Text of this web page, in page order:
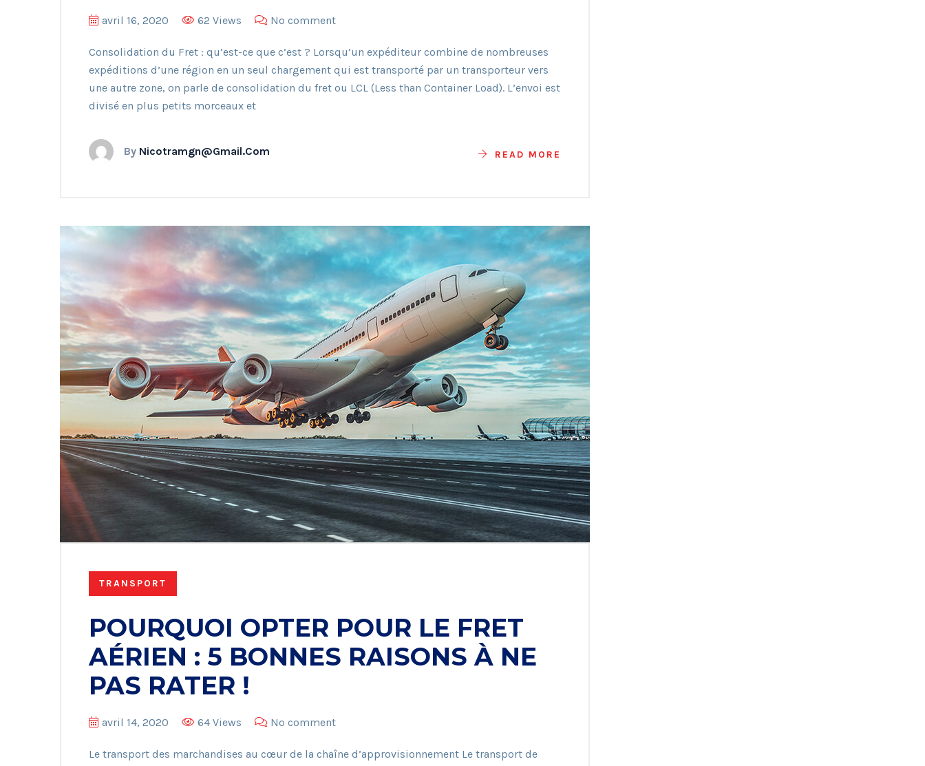
avril 16, 2020 62 Views No comment
Consolidation du Fret : qu’est-ce que c’est ? Lorsqu’un expéditeur combine de nombreuses
expéditions d’une région en un seul chargement qui est transporté par un transporteur vers
une autre zone, on parle de consolidation du fret ou LCL (Less than Container Load). L’envoi est
divisé en plus petits morceaux et
By Nicotramgn@gmail.com READ MORE
TRANSPORT
POURQUOI OPTER POUR LE FRET
AÉRIEN : 5 BONNES RAISONS À NE
PAS RATER !
avril 14, 2020 64 Views No comment
Le transport des marchandises au cœur de la chaîne d’approvisionnement Le transport de